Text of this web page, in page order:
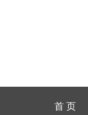
首 页